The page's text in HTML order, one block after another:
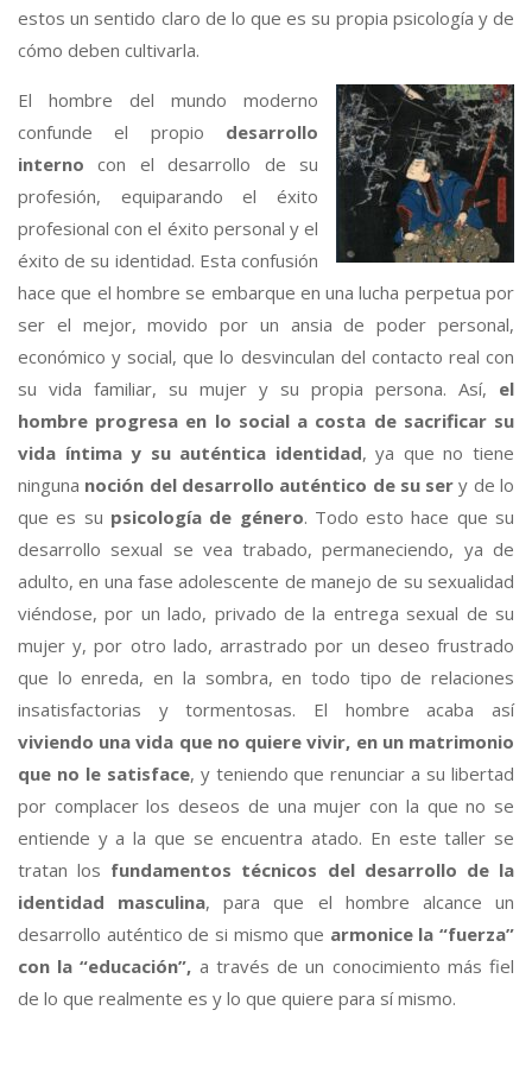
estos un sentido claro de lo que es su propia psicología y de
cómo deben cultivarla.
El hombre del mundo moderno
confunde el propio desarrollo
interno con el desarrollo de su
profesión, equiparando el éxito
profesional con el éxito personal y el
éxito de su identidad. Esta confusión
hace que el hombre se embarque en una lucha perpetua por
ser el mejor, movido por un ansia de poder personal,
económico y social, que lo desvinculan del contacto real con
su vida familiar, su mujer y su propia persona. Así, el
hombre progresa en lo social a costa de sacrificar su
vida íntima y su auténtica identidad, ya que no tiene
ninguna noción del desarrollo auténtico de su ser y de lo
que es su psicología de género. Todo esto hace que su
desarrollo sexual se vea trabado, permaneciendo, ya de
adulto, en una fase adolescente de manejo de su sexualidad
viéndose, por un lado, privado de la entrega sexual de su
mujer y, por otro lado, arrastrado por un deseo frustrado
que lo enreda, en la sombra, en todo tipo de relaciones
insatisfactorias y tormentosas. El hombre acaba así
viviendo una vida que no quiere vivir, en un matrimonio
que no le satisface, y teniendo que renunciar a su libertad
por complacer los deseos de una mujer con la que no se
entiende y a la que se encuentra atado. En este taller se
tratan los fundamentos técnicos del desarrollo de la
identidad masculina, para que el hombre alcance un
desarrollo auténtico de si mismo que armonice la “fuerza”
con la “educación”, a través de un conocimiento más fiel
de lo que realmente es y lo que quiere para sí mismo.